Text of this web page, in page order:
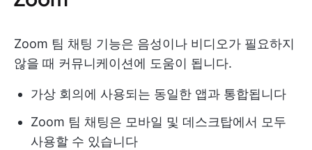
Zoom 팀 채팅 기능은 음성이나 비디오가 필요하지
않을 때 커뮤니케이션에 도움이 됩니다.
가상 회의에 사용되는 동일한 앱과 통합됩니다
Zoom 팀 채팅은 모바일 및 데스크탑에서 모두
사용할 수 있습니다